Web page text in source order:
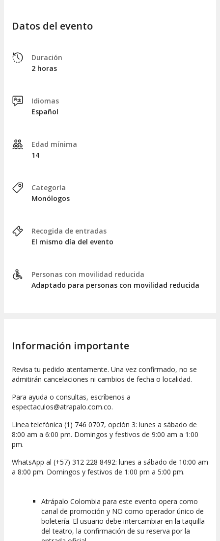
Datos del evento
Duración
2 horas
Idiomas
Español
Edad mínima
14
Categoría
Monólogos
Recogida de entradas
El mismo día del evento
Personas con movilidad reducida
Adaptado para personas con movilidad reducida
Información importante
Revisa tu pedido atentamente. Una vez confirmado, no se
admitirán cancelaciones ni cambios de fecha o localidad.
Para ayuda o consultas, escríbenos a
espectaculos@atrapalo.com.co.
Línea telefónica (1) 746 0707, opción 3: lunes a sábado de
8:00 am a 6:00 pm. Domingos y festivos de 9:00 am a 1:00
pm.
WhatsApp al (+57) 312 228 8492: lunes a sábado de 10:00 am
a 8:00 pm. Domingos y festivos de 1:00 pm a 5:00 pm.
Atrápalo Colombia para este evento opera como
canal de promoción y NO como operador único de
boletería. El usuario debe intercambiar en la taquilla
del teatro, la confirmación de su reserva por la